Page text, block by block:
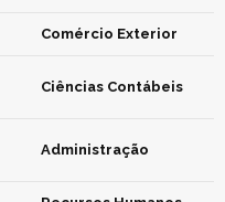
Comércio Exterior
Ciências Contábeis
Administração